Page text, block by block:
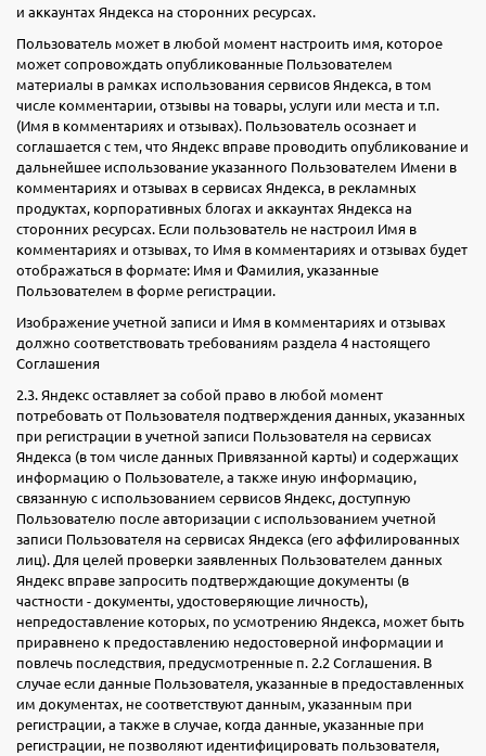
и аккаунтах Яндекса на сторонних ресурсах.
Пользователь может в любой момент настроить имя, которое
может сопровождать опубликованные Пользователем
материалы в рамках использования сервисов Яндекса, в том
числе комментарии, отзывы на товары, услуги или места и т.п.
(Имя в комментариях и отзывах). Пользователь осознает и
соглашается с тем, что Яндекс вправе проводить опубликование и
дальнейшее использование указанного Пользователем Имени в
комментариях и отзывах в сервисах Яндекса, в рекламных
продуктах, корпоративных блогах и аккаунтах Яндекса на
сторонних ресурсах. Если пользователь не настроил Имя в
комментариях и отзывах, то Имя в комментариях и отзывах будет
отображаться в формате: Имя и Фамилия, указанные
Пользователем в форме регистрации.
Изображение учетной записи и Имя в комментариях и отзывах
должно соответствовать требованиям раздела 4 настоящего
Соглашения
2.3. Яндекс оставляет за собой право в любой момент
потребовать от Пользователя подтверждения данных, указанных
при регистрации в учетной записи Пользователя на сервисах
Яндекса (в том числе данных Привязанной карты) и содержащих
информацию о Пользователе, а также иную информацию,
связанную с использованием сервисов Яндекс, доступную
Пользователю после авторизации с использованием учетной
записи Пользователя на сервисах Яндекса (его аффилированных
лиц). Для целей проверки заявленных Пользователем данных
Яндекс вправе запросить подтверждающие документы (в
частности - документы, удостоверяющие личность),
непредоставление которых, по усмотрению Яндекса, может быть
приравнено к предоставлению недостоверной информации и
повлечь последствия, предусмотренные п. 2.2 Соглашения. В
случае если данные Пользователя, указанные в предоставленных
им документах, не соответствуют данным, указанным при
регистрации, а также в случае, когда данные, указанные при
регистрации, не позволяют идентифицировать пользователя,